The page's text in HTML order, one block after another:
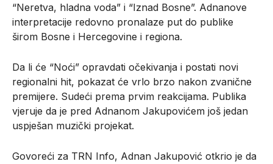
“Neretva, hladna voda” i “Iznad Bosne”. Adnanove
interpretacije redovno pronalaze put do publike
širom Bosne i Hercegovine i regiona.
Da li će “Noći” opravdati očekivanja i postati novi
regionalni hit, pokazat će vrlo brzo nakon zvanične
premijere. Sudeći prema prvim reakcijama. Publika
vjeruje da je pred Adnanom Jakupovićem još jedan
uspješan muzički projekat.
Govoreći za TRN Info, Adnan Jakupović otkrio je da